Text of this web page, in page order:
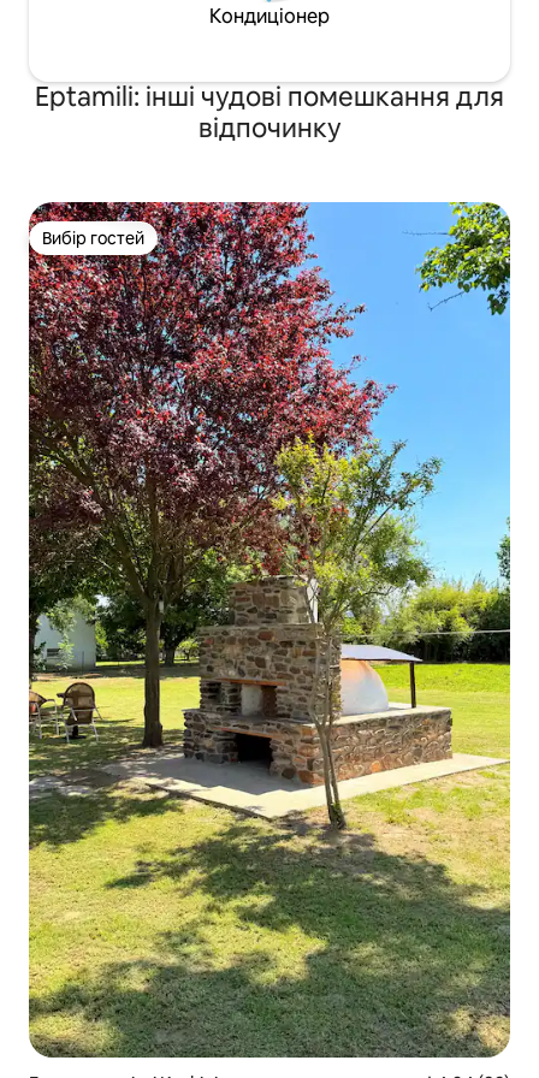
Кондиціонер
Eptamili: інші чудові помешкання для
відпочинку
Вибір гостей
Вибір гостей